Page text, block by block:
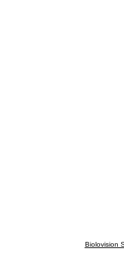
Biolovision